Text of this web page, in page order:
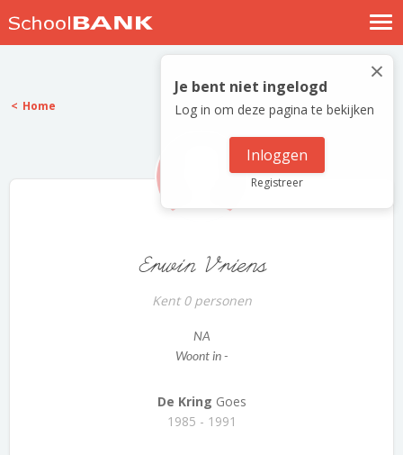
Nostalgische verhalen
Log in
Meld je gratis aan
×
Je bent niet ingelogd
Log in om deze pagina te bekijken
Inloggen
Registreer
Home
Erwin Vriens
Kent 0 personen
NA
Woont in -
De Kring Goes
1985 - 1991